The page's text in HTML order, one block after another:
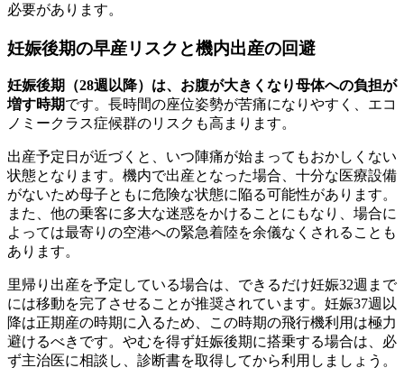
必要があります。
妊娠後期の早産リスクと機内出産の回避
妊娠後期（28週以降）は、お腹が大きくなり母体への負担が
増す時期です。長時間の座位姿勢が苦痛になりやすく、エコ
ノミークラス症候群のリスクも高まります。
出産予定日が近づくと、いつ陣痛が始まってもおかしくない
状態となります。機内で出産となった場合、十分な医療設備
がないため母子ともに危険な状態に陥る可能性があります。
また、他の乗客に多大な迷惑をかけることにもなり、場合に
よっては最寄りの空港への緊急着陸を余儀なくされることも
あります。
里帰り出産を予定している場合は、できるだけ妊娠32週まで
には移動を完了させることが推奨されています。妊娠37週以
降は正期産の時期に入るため、この時期の飛行機利用は極力
避けるべきです。やむを得ず妊娠後期に搭乗する場合は、必
ず主治医に相談し、診断書を取得してから利用しましょう。